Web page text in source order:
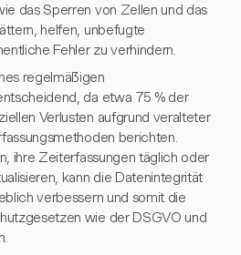
das Sperren von Zellen und das
helfen, unbefugte
Fehler zu verhindern.
regelmäßigen
da etwa 75 % der
Verlusten aufgrund veralteter
berichten.
ihre Zeiterfassungen täglich oder
kann die Datenintegrität
verbessern und somit die
wie der DSGVO und